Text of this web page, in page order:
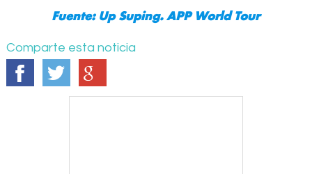
Fuente: Up Suping. APP World Tour
Comparte esta noticia